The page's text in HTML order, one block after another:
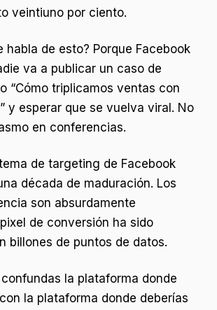
veintiuno por ciento.
habla de esto? Porque Facebook
va a publicar un caso de
“Cómo triplicamos ventas con
y esperar que se vuelva viral. No
en conferencias.
de targeting de Facebook
década de maduración. Los
son absurdamente
de conversión ha sido
billones de puntos de datos.
la plataforma donde
la plataforma donde deberías